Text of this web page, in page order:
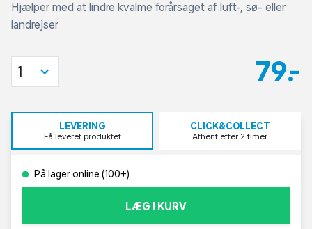
Hjælper med at lindre kvalme forårsaget af luft-, sø- eller
landrejser
79,-
1
LEVERING
Få leveret produktet
CLICK&COLLECT
Afhent efter 2 timer
På lager online (100+)
LÆG I KURV